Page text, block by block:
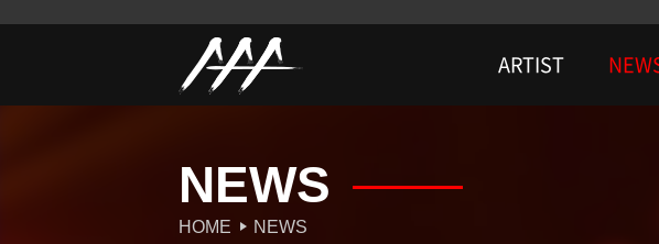
ARTIST
NEWS
HOME NEWS